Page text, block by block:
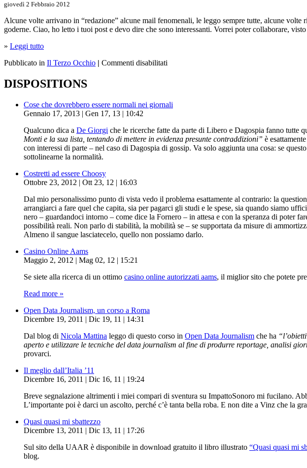
giovedì 2 Febbraio 2012
Alcune volte arrivano in “redazione” alcune mail fenomenali, le leggo sempre tutte, alcune
goderne. Ciao, ho letto i tuoi post e devo dire che sono interessanti. Vorrei poter collaborare,
» Leggi tutto
Pubblicato in Il Terzo Occhio | Commenti disabilitati
DISPOSITIONS
Cose che dovrebbero essere normali nei giornali
Gennaio 17, 2013 | Gen 17, 13 | 10:42
Qualcuno dica a De Giorgi che le ricerche fatte da parte di Libero e Dagospia fanno tutte
Monti e la sua lista, tentando di mettere in evidenza presunte contraddizioni” è
con interessi di parte – nel caso di Dagospia di gossip. Va solo aggiunta una cosa: se
sottolinearne la normalità.
Costretti ad essere Choosy
Ottobre 23, 2012 | Ott 23, 12 | 16:03
Dal mio personalissimo punto di vista vedo il problema esattamente al contrario: la
arrangiarci a fare quel che capita, sia per pagarci gli studi e le spese, sia quando siamo
nero – guardandoci intorno – come dice la Fornero – in attesa e con la speranza di poter
possibilità reali. Non parlo di stabilità, la mobilità se – se supportata da misure di
Almeno il sangue lasciatecelo, quello non possiamo darlo.
Casino Online Aams
Maggio 2, 2012 | Mag 02, 12 | 15:21
Se siete alla ricerca di un ottimo casino online autorizzati aams, il miglior sito che potete
Read more »
Open Data Journalism, un corso a Roma
Dicembre 19, 2011 | Dic 19, 11 | 14:31
Dal blog di Nicola Mattina leggo di questo corso in Open Data Journalism che ha
aperto e utilizzare le tecniche del data journalism al fine di produrre reportage, analisi
provarci.
Il meglio dall’Italia ’11
Dicembre 16, 2011 | Dic 16, 11 | 19:24
Breve segnalazione altrimenti i miei compari di sventura su ImpattoSonoro mi fucilano.
L’importante poi è darci un ascolto, perché c’è tanta bella roba. E non dite a Vinz che la
Quasi quasi mi sbattezzo
Dicembre 13, 2011 | Dic 13, 11 | 17:26
Sul sito della UAAR è disponibile in download gratuito il libro illustrato “Quasi quasi mi
blog.